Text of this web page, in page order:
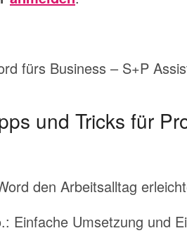
fürs Business – S+P
und Tricks für
den Arbeitsalltag
Einfache Umsetzung und